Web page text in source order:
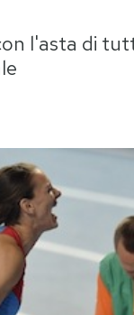
l'asta di